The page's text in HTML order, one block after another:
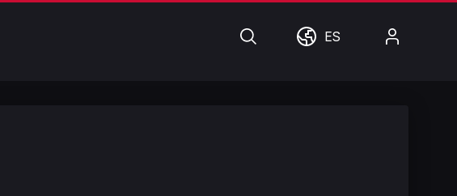
BúsquedaMundo
ES